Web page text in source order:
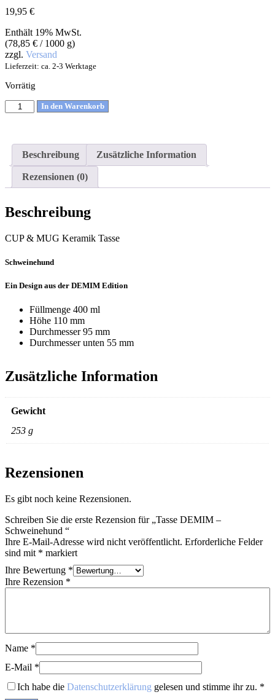
19,95 €
Enthält 19% MwSt.
(78,85 € / 1000 g)
zzgl. Versand
Lieferzeit: ca. 2-3 Werktage
Vorrätig
In den Warenkorb
Beschreibung Zusätzliche Information
Rezensionen (0)
Beschreibung
CUP & MUG Keramik Tasse
Schweinehund
Ein Design aus der DEMIM Edition
Füllmenge 400 ml
Höhe 110 mm
Durchmesser95 mm
Durchmesser unten 55 mm
Zusätzliche Information
Gewicht
253 g
Rezensionen
Es gibt noch keine Rezensionen.
Schreiben Sie die erste Rezension für „Tasse DEMIM –
Schweinehund “
Ihre E-Mail-Adresse wird nicht veröffentlicht. Erforderliche Felder
sind mit * markiert
Ihre Bewertung *
Ihre Rezension *
Name *
E-Mail *
Ich habe die Datenschutzerklärung gelesen und stimme ihr zu. *